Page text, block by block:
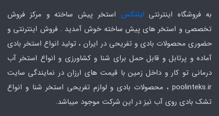
به فروشگاه اینترنتیاینتکس استخر پیش ساخته و مرکز فروش
تخصصی و استخر های پیش ساخته خوش آمدید . فروش اینترنتی و
حضوری محصولات بادی و تفریحی در ایران ، تولید انواع استخر بادی
آماده و پرتابل و قابل حمل برای شنا و کشاورزی و انواع استخر آب
درمانی تو کار و داخل زمین با قیمت های ارزان در نمایندگی سایت
poolinteks.ir ، محصولات بادی و لوازم تفریحی استخر شنا و انواع
تشک بادی روی آب نیز در این شرکت موجود میباشد.